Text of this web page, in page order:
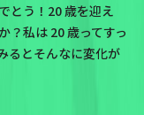
とう！20 歳を迎え
？私は 20 歳ってすっ
るとそんなに変化が